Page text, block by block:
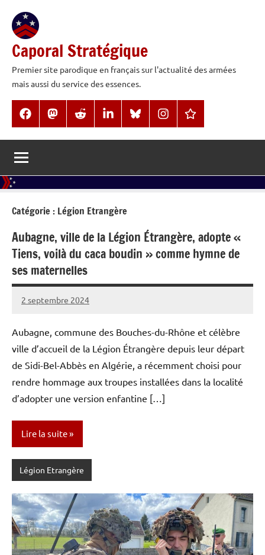
contenu
Caporal Stratégique
Premier site parodique en français sur l'actualité des armées
mais aussi du service des essences.
FacebookMastodonReddit LinkedInBlueSkyInstagramThreads
Catégorie : Légion Etrangère
Aubagne, ville de la Légion Étrangère, adopte «
Tiens, voilà du caca boudin » comme hymne de
ses maternelles
2 septembre 2024
Caporal
Aucun
Aubagne, commune des Bouches-du-Rhône et célèbre
ville d’accueil de la Légion Étrangère depuis leur départ
de Sidi-Bel-Abbès en Algérie, a récemment choisi pour
rendre hommage aux troupes installées dans la localité
d’adopter une version enfantine […]
Lire la suite
Légion Etrangère